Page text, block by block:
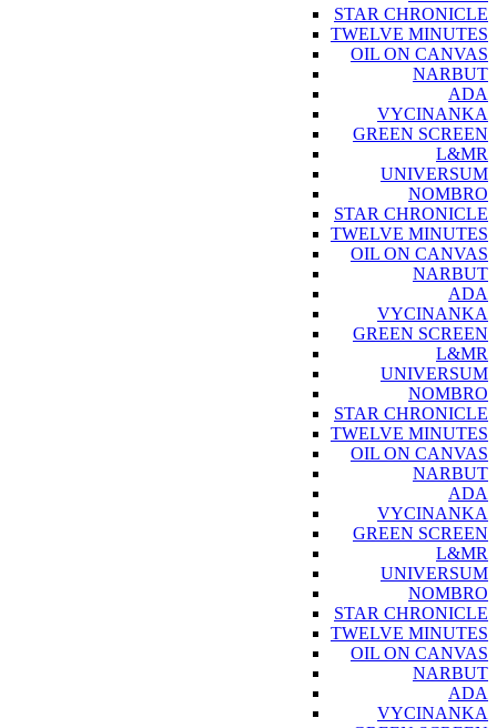
STAR CHRONICLE
TWELVE MINUTES
OIL ON CANVAS
NARBUT
ADA
VYCINANKA
GREEN SCREEN
L&MR
UNIVERSUM
NOMBRO
STAR CHRONICLE
TWELVE MINUTES
OIL ON CANVAS
NARBUT
ADA
VYCINANKA
GREEN SCREEN
L&MR
UNIVERSUM
NOMBRO
STAR CHRONICLE
TWELVE MINUTES
OIL ON CANVAS
NARBUT
ADA
VYCINANKA
GREEN SCREEN
L&MR
UNIVERSUM
NOMBRO
STAR CHRONICLE
TWELVE MINUTES
OIL ON CANVAS
NARBUT
ADA
VYCINANKA